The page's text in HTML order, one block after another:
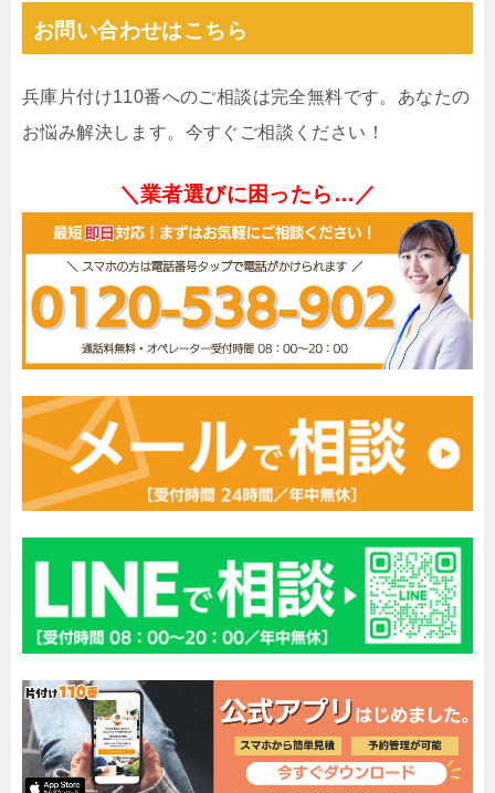
お問い合わせはこちら
兵庫片付け110番へのご相談は完全無料です。あなたの
お悩み解決します。今すぐご相談ください！
＼業者選びに困ったら…／